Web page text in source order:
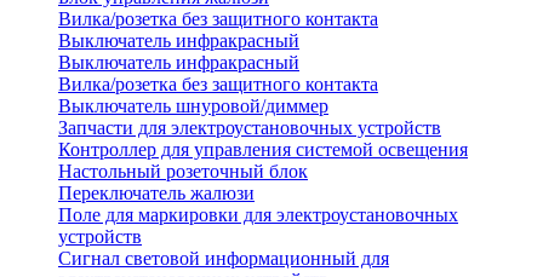
Вилка/розетка без защитного контакта
Выключатель инфракрасный
Выключатель инфракрасный
Вилка/розетка без защитного контакта
Выключатель шнуровой/диммер
Запчасти для электроустановочных устройств
Контроллер для управления системой освещения
Настольный розеточный блок
Переключатель жалюзи
Поле для маркировки для электроустановочных
устройств
Сигнал световой информационный для